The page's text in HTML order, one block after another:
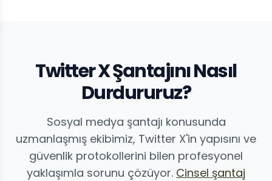
Twitter X Şantajını Nasıl
Durdururuz?
Sosyal medya şantajı konusunda
uzmanlaşmış ekibimiz, Twitter X'in yapısını ve
güvenlik protokollerini bilen profesyonel
yaklaşımla sorunu çözüyor. Cinsel şantaj